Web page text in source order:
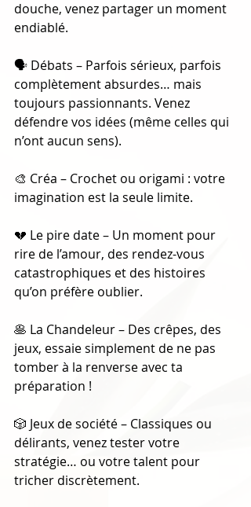
douche, venez partager un moment
endiablé.
🗣️ Débats – Parfois sérieux, parfois
complètement absurdes… mais
toujours passionnants. Venez
défendre vos idées (même celles qui
n’ont aucun sens).
🎨 Créa – Crochet ou origami : votre
imagination est la seule limite.
💔 Le pire date – Un moment pour
rire de l’amour, des rendez-vous
catastrophiques et des histoires
qu’on préfère oublier.
🥞 La Chandeleur – Des crêpes, des
jeux, essaie simplement de ne pas
tomber à la renverse avec ta
préparation !
🎲 Jeux de société – Classiques ou
délirants, venez tester votre
stratégie… ou votre talent pour
tricher discrètement.